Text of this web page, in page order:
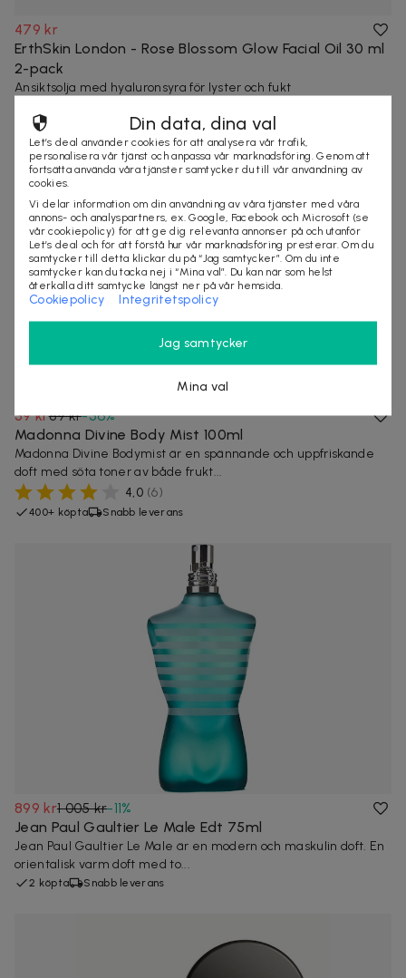
479 kr
ErthSkin London - Rose Blossom Glow Facial Oil 30 ml
2-pack
Ansiktsolja med hyaluronsyra för lyster och fukt
hälsa
39 kr89 kr-56%
Madonna Divine Body Mist 100ml
Madonna Divine Bodymist är en spännande och uppfriskande
doft med söta toner av både frukt...
4,0 (6)
400+ köpta Snabb leverans
899 kr1 005 kr-11%
Jean Paul Gaultier Le Male Edt 75ml
Jean Paul Gaultier Le Male är en modern och maskulin doft. En
orientalisk varm doft med to...
2 köpta Snabb leverans
Din data, dina val
Let’s deal använder cookies för att analysera vår trafik,
personalisera vår tjänst och anpassa vår marknadsföring. Genom att
fortsätta använda våra tjänster samtycker du till vår användning av
cookies.
Vi delar information om din användning av våra tjänster med våra
annons- och analyspartners, ex. Google, Facebook och Microsoft (se
vår cookiepolicy) för att ge dig relevanta annonser på och utanför
Let’s deal och för att förstå hur vår marknadsföring presterar. Om du
samtycker till detta klickar du på “Jag samtycker”. Om du inte
samtycker kan du tacka nej i “Mina val”. Du kan när som helst
återkalla ditt samtycke längst ner på vår hemsida.
Cookiepolicy Integritetspolicy
Jag samtycker
Mina val